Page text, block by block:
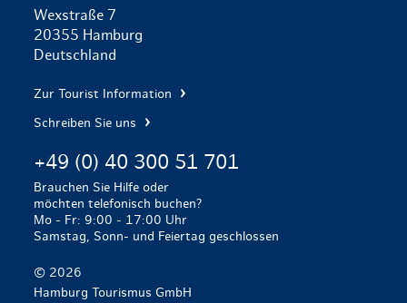
Wexstraße 7
20355 Hamburg
Deutschland
Zur Tourist Information
Schreiben Sie uns
+49 (0) 40 300 51 701
Brauchen Sie Hilfe oder
möchten telefonisch buchen?
Mo - Fr: 9:00 - 17:00 Uhr
Samstag, Sonn- und Feiertag geschlossen
© 2026
Hamburg Tourismus GmbH